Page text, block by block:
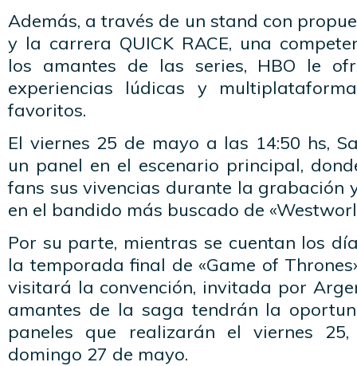
Además, a través de un stand con
y la carrera QUICK RACE, una
los amantes de las series, HBO le
experiencias lúdicas y
favoritos.
El viernes 25 de mayo a las 14:50 hs,
un panel en el escenario principal,
fans sus vivencias durante la grabación
en el bandido más buscado de
Por su parte, mientras se cuentan los
la temporada final de «Game of
visitará la convención, invitada por
amantes de la saga tendrán la
paneles que realizarán el viernes
domingo 27 de mayo.